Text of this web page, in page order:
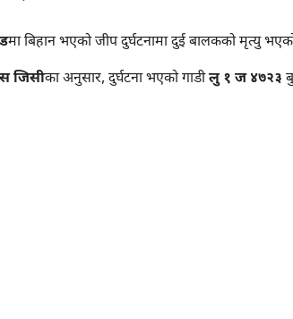
मा बिहान भएको जीप दुर्घटनामा दुई बालकको मृत्यु
जिसीका अनुसार, दुर्घटना भएको गाडीलु १ ज ४७२३